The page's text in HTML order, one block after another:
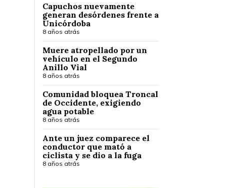
Capuchos nuevamente
generan desórdenes frente a
Unicórdoba
8 años atrás
Muere atropellado por un
vehículo en el Segundo
Anillo Vial
8 años atrás
Comunidad bloquea Troncal
de Occidente, exigiendo
agua potable
8 años atrás
Ante un juez comparece el
conductor que mató a
ciclista y se dio a la fuga
8 años atrás